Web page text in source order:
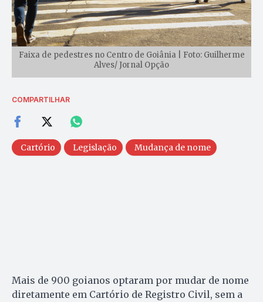
Faixa de pedestres no Centro de Goiânia | Foto: Guilherme
Alves/ Jornal Opção
COMPARTILHAR
Cartório Legislação Mudança de nome
Mais de 900 goianos optaram por mudar de nome
diretamente em Cartório de Registro Civil, sem a